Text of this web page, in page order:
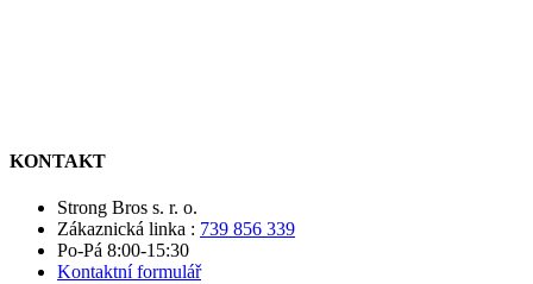
KONTAKT
Strong Bros s. r. o.
Zákaznická linka : 739 856 339
Po-Pá 8:00-15:30
Kontaktní formulář